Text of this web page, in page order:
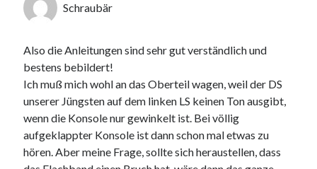
Schraubär
Also die Anleitungen sind sehr gut verständlich und
bestens bebildert!
Ich muß mich wohl an das Oberteil wagen, weil der DS
unserer Jüngsten auf dem linken LS keinen Ton ausgibt,
wenn die Konsole nur gewinkelt ist. Bei völlig
aufgeklappter Konsole ist dann schon mal etwas zu
hören. Aber meine Frage, sollte sich heraustellen, dass